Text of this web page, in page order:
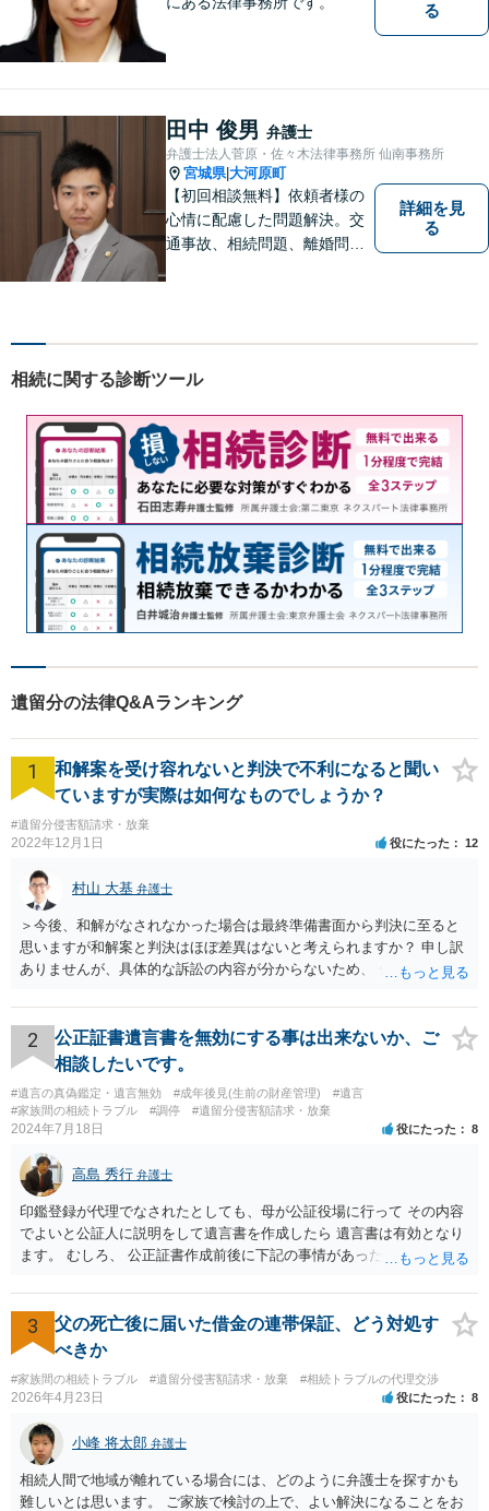
る
田中 俊男 弁護士
弁護士法人菅原・佐々木法律事務所 仙南事務所
宮城県|大河原町
【初回相談無料】依頼者様の
心情に配慮した問題解決。交
通事故、相続問題、離婚問題
相談ください。【大河原フォ
詳細を見
る
相続に関する診断ツール
遺留分の法律Q&Aランキング
1
和解案を受け容れないと判決で不利になると聞い
ていますが実際は如何なものでしょうか？
#遺留分侵害額請求・放棄
2022年12月1日 役にたった 12
村山 大基 弁護士
＞今後、和解がなされなかった場合は最終準備書面から判決に至ると
思いますが和解案と判決はほぼ差異はないと考えられますか？ 申し訳
ありませんが、具体的な訴訟の内容が分からないため、 何とも回答が
わかっている代理人弁護士に聞くか、 訴訟資料を持って面談相談に行
ってみましょう。 その上で、一般論として回答するなら、和解案と判
決は（ケースによって程度の差はあっても）食い違うことが多いで
す。 金額は適当ですが、例えば判決で１００万円支払え、という結論
になりそうな場合、 そのまま１００万円を和解案として提示しても、
判決と変わらないなら払う側としてはあまり和解に応じようという気
のまま判決で１００万円支払いとなるより、７０万円でまとめた方が
マシ」ということで、 合意の可能性が出てきます。 応じるかどうか
は、判決になったらどうなりそうか、という点についての検討が不可
欠ですので、 初めに述べた通り、代理人と相談するか、資料を持って
面談相談に行ってみることをお勧めします。
2
公正証書遺言書を無効にする事は出来ないか、ご
相談したいです。
#遺言の真偽鑑定・遺言無効 #成年後見(生前の財産管理)
#遺言
#家族間の相続トラブル
#調停 #遺留分侵害額請求・放棄
2024年7月18日 役にたった 8
高島 秀行 弁護士
印鑑登録が代理でなされたとしても、母が公証役場に行って その内容
でよいと公証人に説明をして遺言書を作成したら 遺言書は有効となり
ます。 むしろ、 公正証書作成前後に下記の事情があったことが証明で
月に携帯が新しくなった母からの第一声は「ここにいたら殺される」
「面会に来てくれ」で、長男に聞くと「面会は出来ない。俺は携帯電
話の使い方を教える為に会っている」「母の話は聞かなくて良い」と
電話が切れました。その後の電話でも「食事に毒が入っている」「体
にチップが埋められている」等、おかしかったです。 当時の診療記
録、介護認定の資料、介護記録を取得して 弁護士に面談で相談された
方がよいと思います。
3
父の死亡後に届いた借金の連帯保証、どう対処す
べきか
#家族間の相続トラブル #遺留分侵害額請求・放棄 #相続トラブルの代理交渉
2026年4月23日 役にたった 8
小峰 将太郎 弁護士
相続人間で地域が離れている場合には、どのように弁護士を探すかも
難しいとは思います。 ご家族で検討の上で、よい解決になることをお